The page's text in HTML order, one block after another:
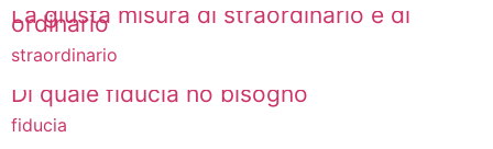
La giusta misura di straordinario e di
ordinario
straordinario
Di quale fiducia ho bisogno
fiducia